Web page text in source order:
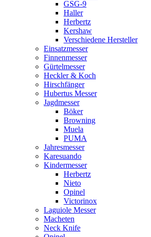
GSG-9
Haller
Herbertz
Kershaw
Verschiedene Hersteller
Einsatzmesser
Finnenmesser
Gürtelmesser
Heckler & Koch
Hirschfänger
Hubertus Messer
Jagdmesser
Böker
Browning
Muela
PUMA
Jahresmesser
Karesuando
Kindermesser
Herbertz
Nieto
Opinel
Victorinox
Laguiole Messer
Macheten
Neck Knife